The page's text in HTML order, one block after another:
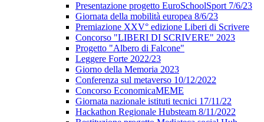
Presentazione progetto EuroSchoolSport 7/6/23
Giornata della mobilità europea 8/6/23
Premiazione XXV° edizione Liberi di Scrivere
Concorso "LIBERI DI SCRIVERE" 2023
Progetto "Albero di Falcone"
Leggere Forte 2022/23
Giorno della Memoria 2023
Conferenza sul metaverso 10/12/2022
Concorso EconomicaMEME
Giornata nazionale istituti tecnici 17/11/22
Hackathon Regionale Hubsteam 8/11/2022